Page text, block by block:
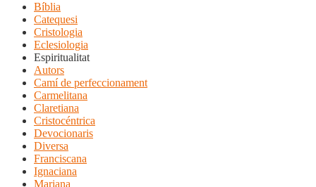
Bíblia
Catequesi
Cristologia
Eclesiologia
Espiritualitat
Autors
Camí de perfeccionament
Carmelitana
Claretiana
Cristocéntrica
Devocionaris
Diversa
Franciscana
Ignaciana
Mariana